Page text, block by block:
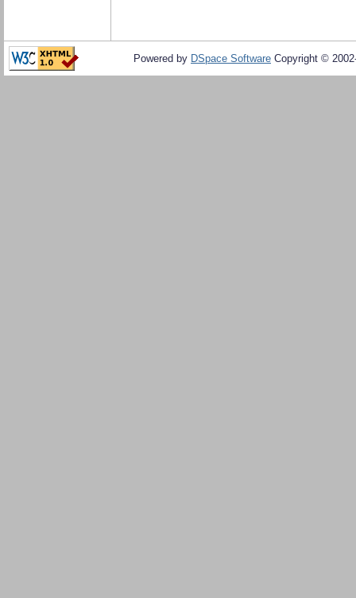
Powered by DSpace Software Copyright ©